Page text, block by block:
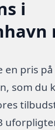
i
en pris
som du